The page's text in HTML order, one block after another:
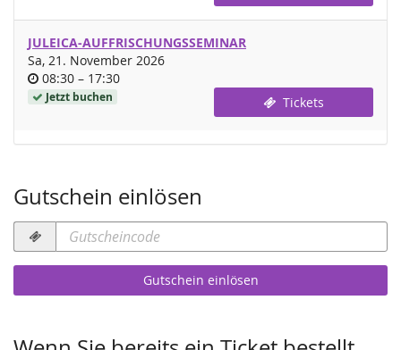
JULEICA-AUFFRISCHUNGSSEMINAR
Sa, 21. November 2026
Uhrzeit
08:30 –bis
17:30
Jetzt buchen Tickets
Gutschein einlösen
Gutscheincode
erforderlich
Gutschein einlösen